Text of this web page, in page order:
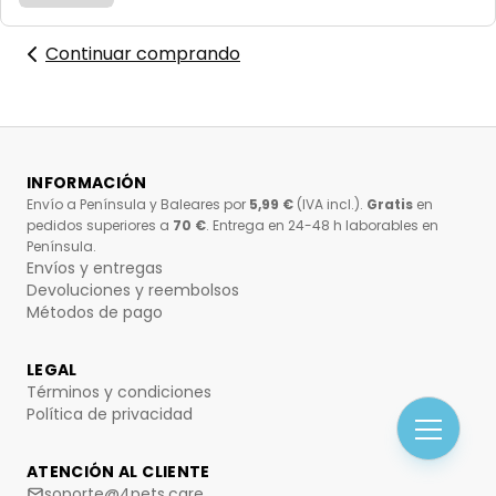
Continuar comprando
INFORMACIÓN
Envío a Península y Baleares por 5,99 € (IVA incl.). Gratis en
pedidos superiores a 70 €. Entrega en 24-48 h laborables en
Península.
Envíos y entregas
Devoluciones y reembolsos
Métodos de pago
LEGAL
Términos y condiciones
Política de privacidad
ATENCIÓN AL CLIENTE